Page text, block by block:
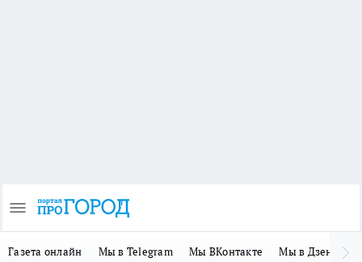
Газета онлайн Мы в Telegram Мы ВКонтакте Мы в Дзене